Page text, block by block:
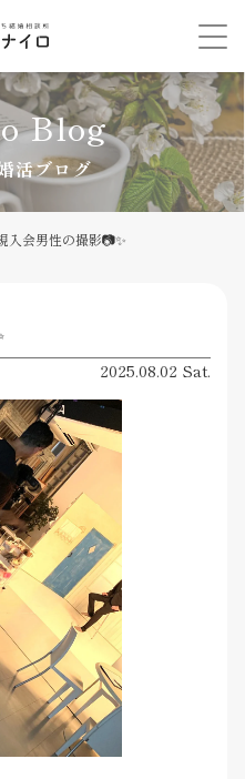
Blog
活ブログ
入会男性の撮影📷✨
2025.08.02 Sat.